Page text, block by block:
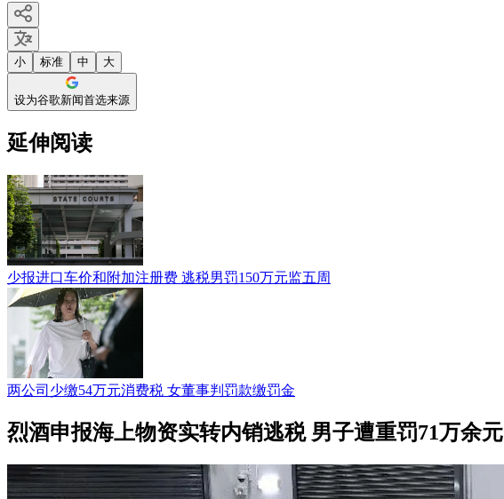
小 标准 中 大
设为谷歌新闻首选来源
延伸阅读
少报进口车价和附加注册费 逃税男罚150万元监五周
两公司少缴54万元消费税 女董事判罚款缴罚金
烈酒申报海上物资实转内销逃税 男子遭重罚71万余元